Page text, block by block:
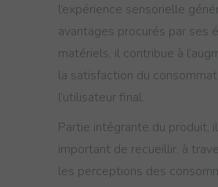
l’expérience sensorielle
avantages procurés par ses
matériels, il contribue à
la satisfaction du
l’utilisateur final.
Partie intégrante du produit,
important de recueillir, à
les perceptions des